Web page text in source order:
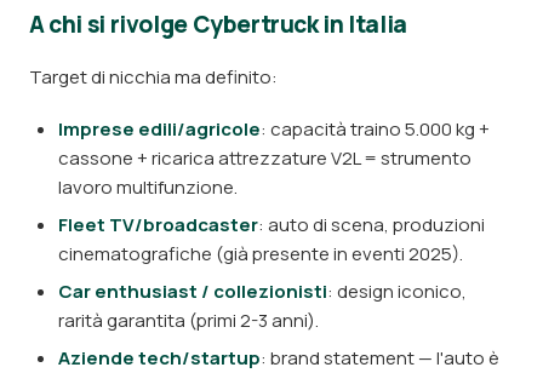
A chi si rivolge Cybertruck in Italia
Target di nicchia ma definito:
Imprese edili/agricole: capacità traino 5.000 kg +
cassone + ricarica attrezzature V2L = strumento
lavoro multifunzione.
Fleet TV/broadcaster: auto di scena, produzioni
cinematografiche (già presente in eventi 2025).
Car enthusiast / collezionisti: design iconico,
rarità garantita (primi 2-3 anni).
Aziende tech/startup: brand statement — l'auto è